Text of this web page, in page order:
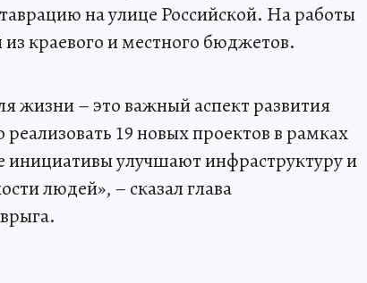
на улице Российской. На работы
краевого и местного бюджетов.
жизни – это важный аспект развития
19 новых проектов в рамках
улучшают инфраструктуру и
людей», – сказал глава